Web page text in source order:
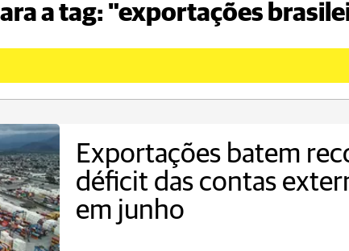
a tag: "exportações
Exportações batem
déficit das contas
em junho